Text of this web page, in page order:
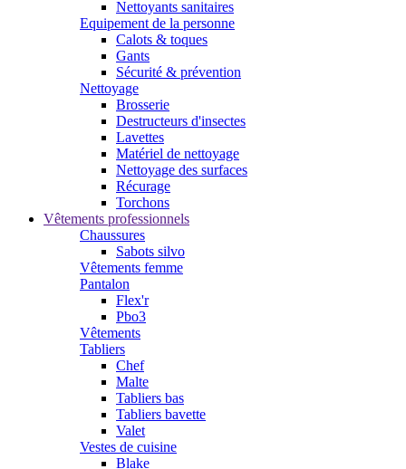
Nettoyants sanitaires
Equipement de la personne
Calots & toques
Gants
Sécurité & prévention
Nettoyage
Brosserie
Destructeurs d'insectes
Lavettes
Matériel de nettoyage
Nettoyage des surfaces
Récurage
Torchons
Vêtements professionnels
Chaussures
Sabots silvo
Vêtements femme
Pantalon
Flex'r
Pbo3
Vêtements
Tabliers
Chef
Malte
Tabliers bas
Tabliers bavette
Valet
Vestes de cuisine
Blake